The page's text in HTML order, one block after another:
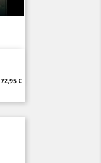
Preis
72,95 €